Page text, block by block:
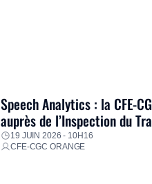
Speech Analytics : la CFE-
auprès de l’Inspection du
19 JUIN 2026 - 10H16
CFE-CGC ORANGE